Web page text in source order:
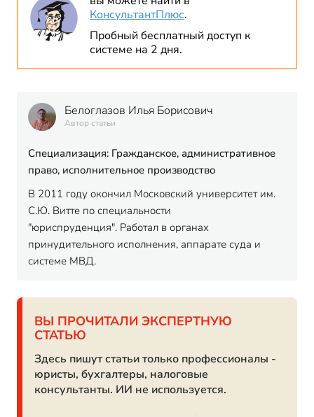
КонсультантПлюс.
Пробный бесплатный доступ к
системе на 2 дня.
Белоглазов Илья Борисович
Автор статьи
Специализация: Гражданское, административное
право, исполнительное производство
В 2011 году окончил Московский университет им.
С.Ю. Витте по специальности
"юриспруденция". Работал в органах
принудительного исполнения, аппарате суда и
системе МВД.
ВЫ ПРОЧИТАЛИ ЭКСПЕРТНУЮ
СТАТЬЮ
Здесь пишут статьи только профессионалы -
юристы, бухгалтеры, налоговые
консультанты. ИИ не используется.